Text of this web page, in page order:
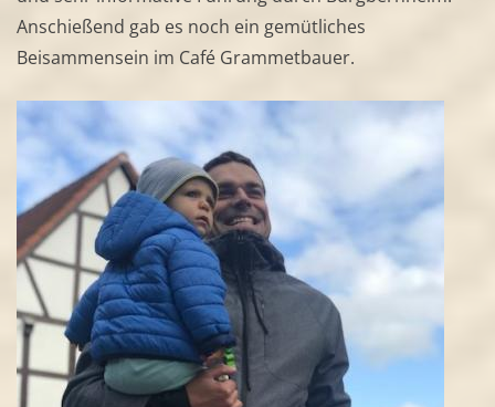
Anschießend gab es noch ein gemütliches
Beisammensein im Café Grammetbauer.